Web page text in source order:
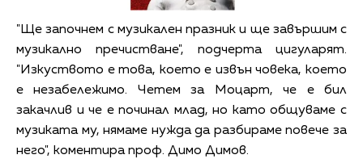
"Ще започнем с музикален празник и ще завършим с
музикално пречистване", подчерта цигуларят.
"Изкуството е това, което е извън човека, което
е незабележимо. Четем за Моцарт, че е бил
закачлив и че е починал млад, но като общуваме с
музиката му, нямаме нужда да разбираме повече за
него", коментира проф. Димо Димов.